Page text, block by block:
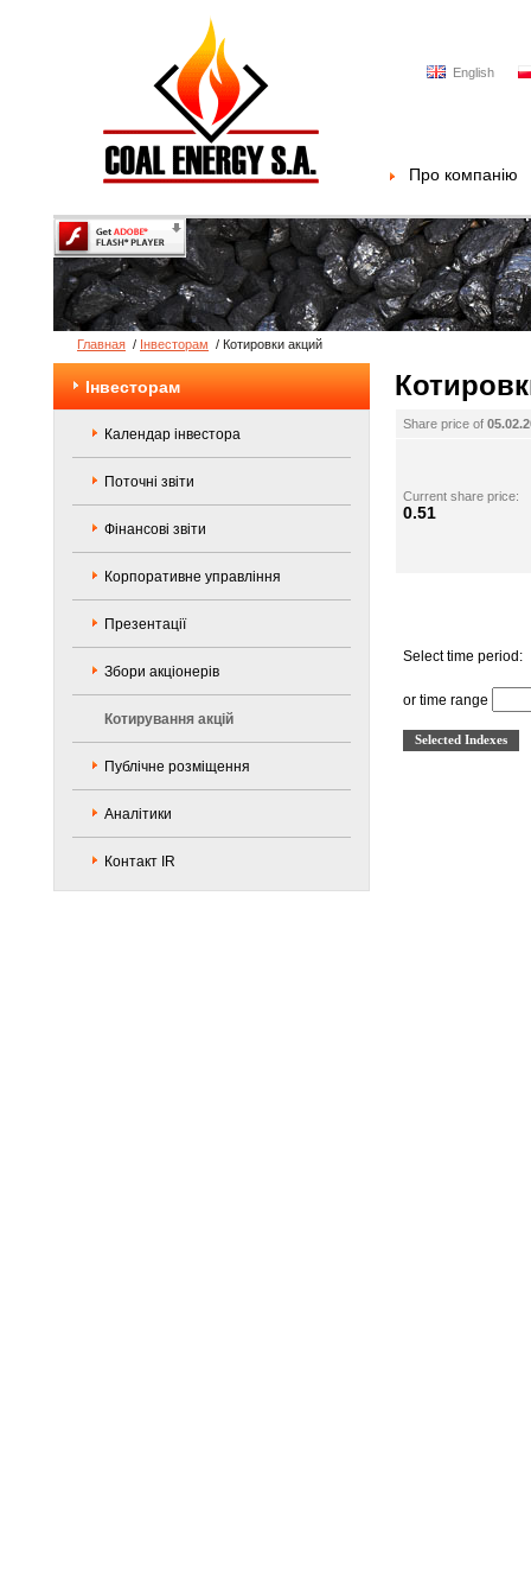
English
Про компанію
Главная / Інвесторам / Котировки акций
Інвесторам
Календар інвестора
Поточні звіти
Фінансові звіти
Корпоративне управління
Презентації
Збори акціонерів
Котирування акцій
Публічне розміщення
Аналітики
Контакт IR
Share price of
Current share price:
0.51
Select time period:
or time range